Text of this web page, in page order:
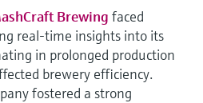
케이션 매
육 자료를 통
Solutions
Analysis
Brewing faced
real-time insights into its
in prolonged production
brewery efficiency.
fostered a strong